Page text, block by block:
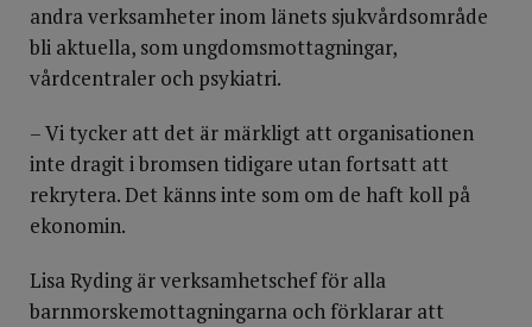
andra verksamheter inom länets sjukvårdsområde
bli aktuella, som ungdomsmottagningar,
vårdcentraler och psykiatri.
– Vi tycker att det är märkligt att organisationen
inte dragit i bromsen tidigare utan fortsatt att
rekrytera. Det känns inte som om de haft koll på
ekonomin.
Lisa Ryding är verksamhetschef för alla
barnmorskemottagningarna och förklarar att